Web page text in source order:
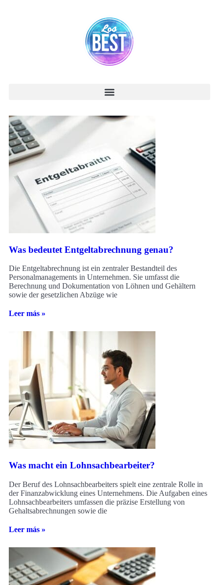
Was bedeutet Entgeltabrechnung genau?
Die Entgeltabrechnung ist ein zentraler Bestandteil des
Personalmanagements in Unternehmen. Sie umfasst die
Berechnung und Dokumentation von Löhnen und Gehältern
sowie der gesetzlichen Abzüge wie
Leer más »
Was macht ein Lohnsachbearbeiter?
Der Beruf des Lohnsachbearbeiters spielt eine zentrale Rolle in
der Finanzabwicklung eines Unternehmens. Die Aufgaben eines
Lohnsachbearbeiters umfassen die präzise Erstellung von
Gehaltsabrechnungen sowie die
Leer más »